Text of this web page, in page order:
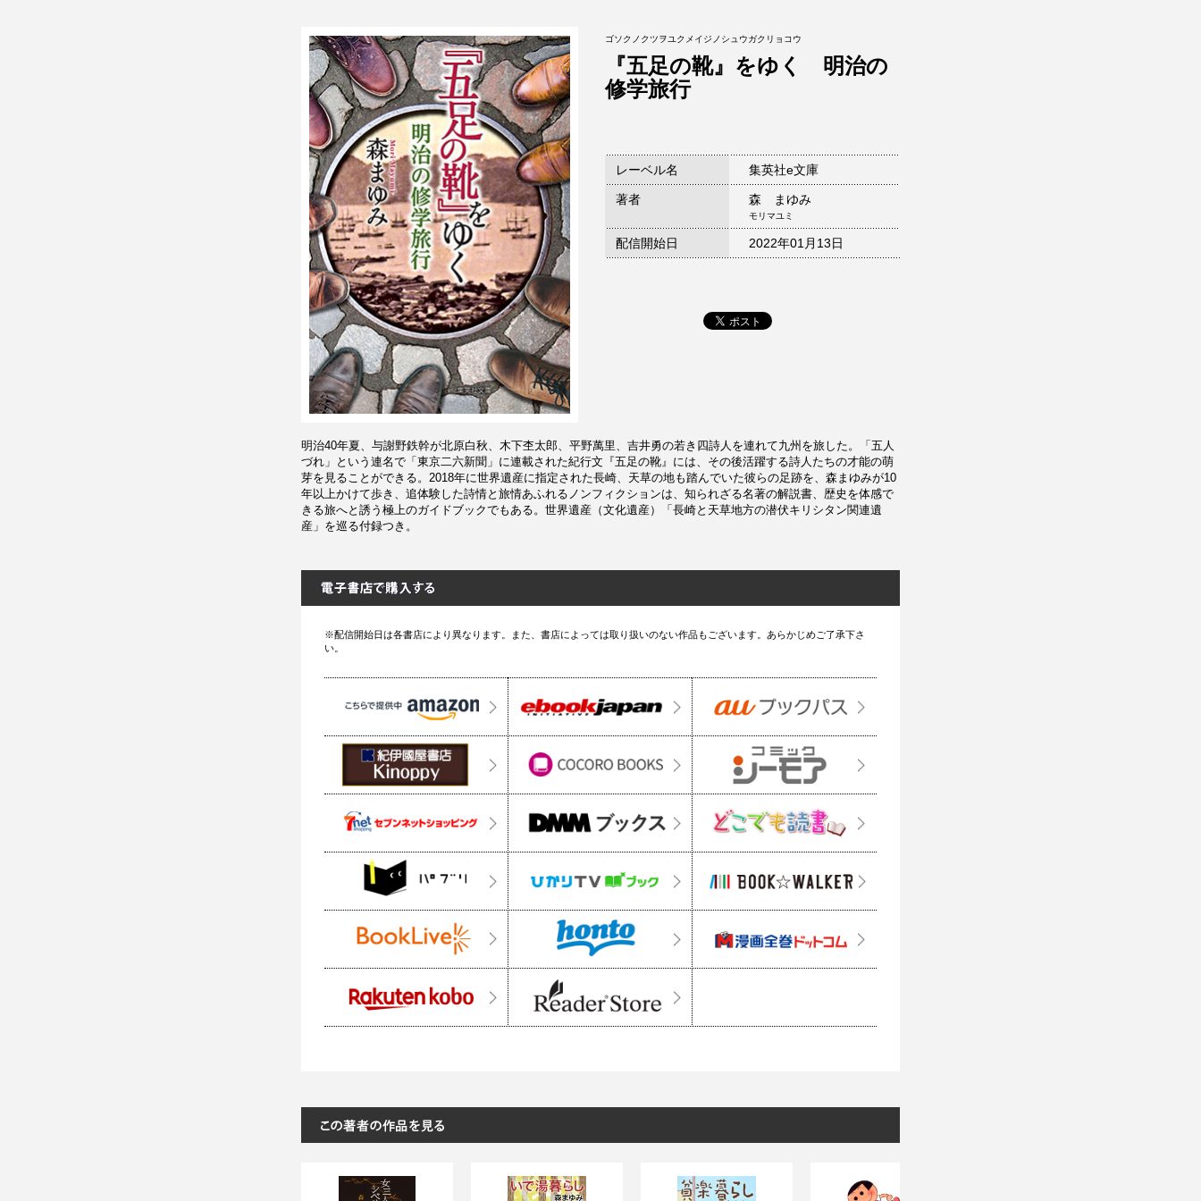
ゴソクノクツヲユクメイジノシュウガクリョコウ
『五足の靴』をゆく 明治の
修学旅行
レーベル名 集英社e文庫
著者 森 まゆみ
モリマユミ
配信開始日 2022年01月13日
明治40年夏、与謝野鉄幹が北原白秋、木下杢太郎、平野萬里、吉井勇の若き四詩人を連れて九州を旅した。「五人
づれ」という連名で「東京二六新聞」に連載された紀行文『五足の靴』には、その後活躍する詩人たちの才能の萌
芽を見ることができる。2018年に世界遺産に指定された長崎、天草の地も踏んでいた彼らの足跡を、森まゆみが10
年以上かけて歩き、追体験した詩情と旅情あふれるノンフィクションは、知られざる名著の解説書、歴史を体感で
きる旅へと誘う極上のガイドブックでもある。世界遺産（文化遺産）「長崎と天草地方の潜伏キリシタン関連遺
産」を巡る付録つき。
※配信開始日は各書店により異なります。また、書店によっては取り扱いのない作品もございます。あらかじめご了承下さ
い。